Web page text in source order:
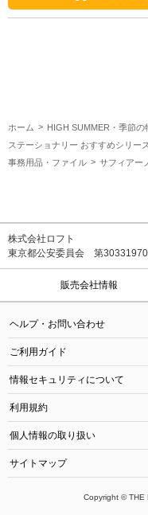
ホーム
HIGH SUMMER・季節
ステーショナリー おすすめシリー
事務用品・ファイル
サフィアー
株式会社ロフト
東京都公安委員会 第
販売会社情報
ヘルプ・お問い合わせ
ご利用ガイド
情報セキュリティについて
利用規約
個人情報の取り扱い
サイトマップ
Copyright © THE